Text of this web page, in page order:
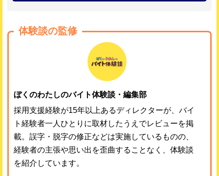
体験談の監修
ぼくのわたしのバイト体験談・編集部
採用支援経験が15年以上あるディレクターが、バイ
ト経験者一人ひとりに取材したうえでレビューを掲
載。誤字・脱字の修正などは実施しているものの、
経験者の主張や思い出を歪曲することなく、体験談
を紹介しています。